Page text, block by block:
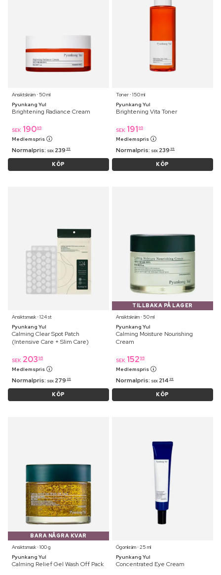
Ansiktskräm ⋅ 50 ml
Pyunkang Yul
Brightening Radiance Cream
SEK 19095
Medlemspris
Normalpris: SEK 239 95
KÖP
Toner ⋅ 150 ml
Pyunkang Yul
Brightening Vita Toner
SEK 191 95
Medlemspris
Normalpris: SEK 239 95
KÖP
Ansiktsmask ⋅ 124 st
Pyunkang Yul
Calming Clear Spot Patch
(Intensive Care + Slim Care)
SEK 203 95
Medlemspris
Normalpris: SEK 279 95
KÖP
TILLBAKA PÅ LAGER
Ansiktskräm ⋅ 50 ml
Pyunkang Yul
Calming Moisture Nourishing
Cream
SEK 152 95
Medlemspris
Normalpris: SEK 214 95
KÖP
BARA NÅGRA KVAR
Ansiktsmask ⋅ 100 g
Pyunkang Yul
Calming Relief Gel Wash Off Pack
Ögonkräm ⋅ 25 ml
Pyunkang Yul
Concentrated Eye Cream